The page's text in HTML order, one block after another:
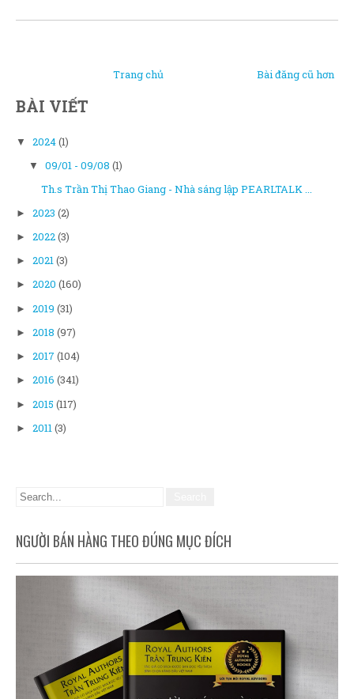
Bài đăng cũ hơn
Trang chủ
BÀI VIẾT
▼ 2024(1)
▼ 09/01 - 09/08 (1)
Th.s Trần Thị Thao Giang - Nhà sáng lập PEARLTALK ...
► 2023 (2)
► 2022(3)
► 2021(3)
► 2020 (160)
► 2019 (31)
► 2018 (97)
► 2017 (104)
► 2016 (341)
► 2015 (117)
► 2011(3)
NGƯỜI BÁN HÀNG THEO ĐÚNG MỤC ĐÍCH